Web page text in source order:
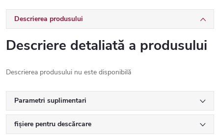
Descrierea produsului
Descriere detaliată a produsului
Descrierea produsului nu este disponibilă
Parametri suplimentari
fișiere pentru descărcare